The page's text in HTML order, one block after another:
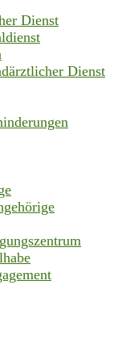
Dienst
Dienst